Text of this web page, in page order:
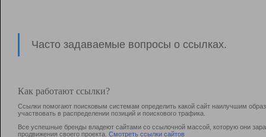
Часто задаваемые вопросы о ссылках.
Как работают ссылки?
Ссылки помогают поисковым системам определить какой сайт наилучшим
участвовать в раcпределении позиций и поискового трафика.
Все успешные бренды владеют сайтами со ссылочной массой, которую они
продвижения своего проекта. Смотреть ссылки сайтов